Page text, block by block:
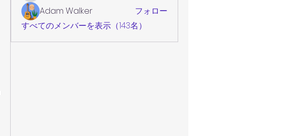
Adam Walker
フォロー
すべてのメンバーを表示（143名）